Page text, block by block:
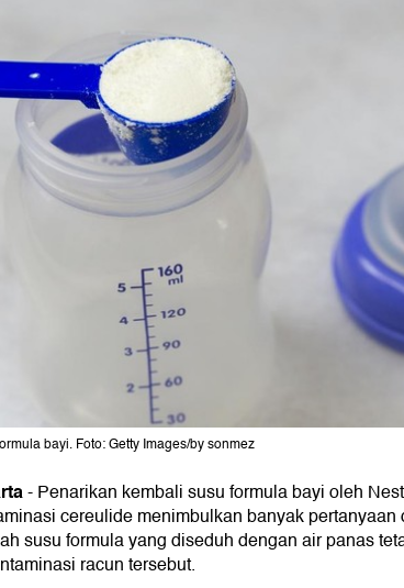
bayi. Foto: Getty Images/by sonmez
-Penarikan kembali susu formula bayi oleh
cereulide menimbulkan banyak
susu formula yang diseduh dengan air panas
racun tersebut.